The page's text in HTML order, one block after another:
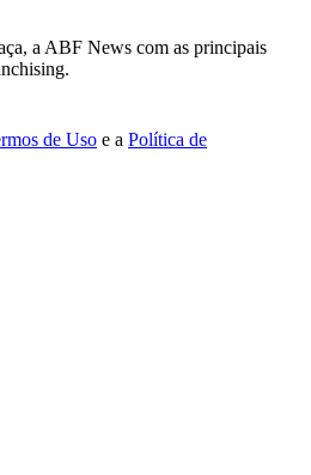
a ABF News com as principais
de Uso e a Política de